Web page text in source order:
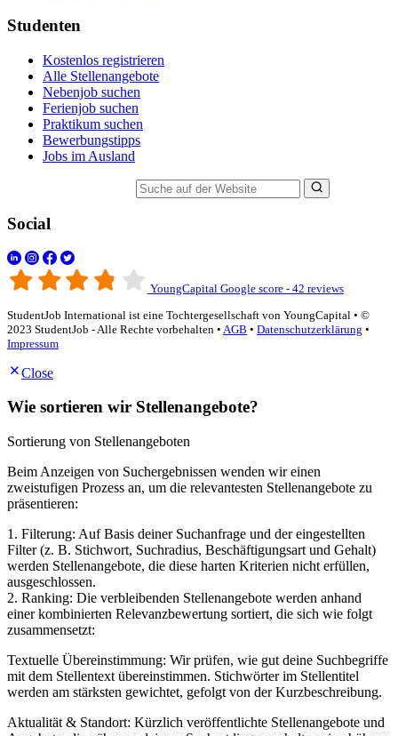
Studenten
Kostenlos registrieren
Alle Stellenangebote
Nebenjob suchen
Ferienjob suchen
Praktikum suchen
Bewerbungstipps
Jobs im Ausland
Social
YoungCapital Google score - 42 reviews
StudentJob International ist eine Tochtergesellschaft von YoungCapital • ©
2023 StudentJob - Alle Rechte vorbehalten • AGB • Datenschutzerklärung •
Impressum
Close
Wie sortieren wir Stellenangebote?
Sortierung von Stellenangeboten
Beim Anzeigen von Suchergebnissen wenden wir einen
zweistufigen Prozess an, um die relevantesten Stellenangebote zu
präsentieren:
1. Filterung: Auf Basis deiner Suchanfrage und der eingestellten
Filter (z. B. Stichwort, Suchradius, Beschäftigungsart und Gehalt)
werden Stellenangebote, die diese harten Kriterien nicht erfüllen,
ausgeschlossen.
2. Ranking: Die verbleibenden Stellenangebote werden anhand
einer kombinierten Relevanzbewertung sortiert, die sich wie folgt
zusammensetzt:
Textuelle Übereinstimmung: Wir prüfen, wie gut deine Suchbegriffe
mit dem Stellentext übereinstimmen. Stichwörter im Stellentitel
werden am stärksten gewichtet, gefolgt von der Kurzbeschreibung.
Aktualität & Standort: Kürzlich veröffentlichte Stellenangebote und